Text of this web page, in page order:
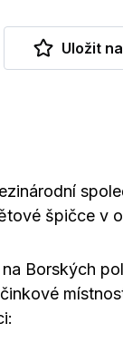
Uložit
špičce v
Borských